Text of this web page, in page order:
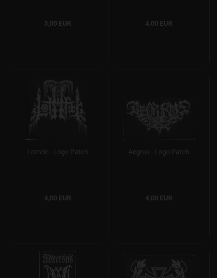
5,00 EUR 4,00 EUR
Lothric - Logo Patch
4,00 EUR
Aegrus - Logo Patch
4,00 EUR